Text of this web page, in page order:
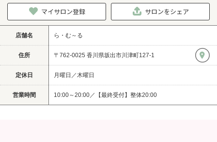
マイサロン登録 サロンをシェア
店舗名 ら・む～る
住所 〒762-0025 香川県坂出市川津町127-1
定休日 月曜日／木曜日
営業時間 10:00～20:00／【最終受付】整体20:00